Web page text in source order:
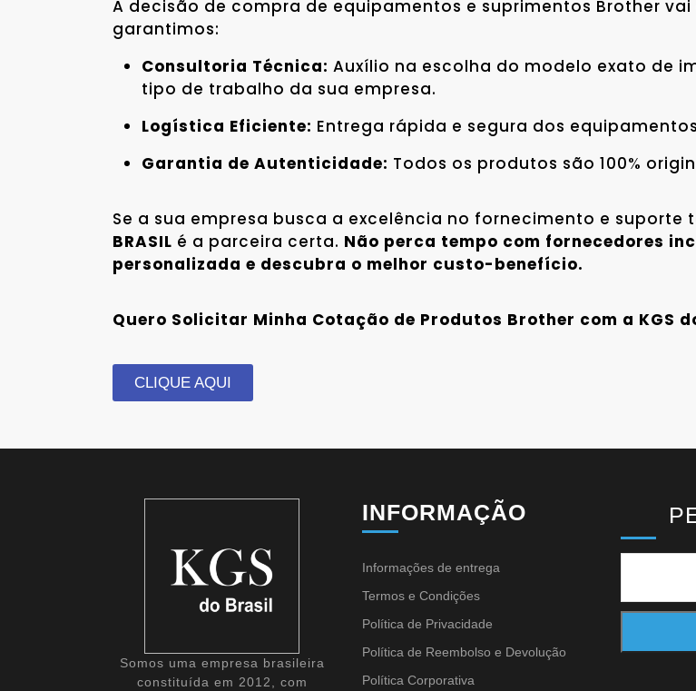
A decisão de compra de equipamentos e suprimentos Brother vai
garantimos:
Consultoria Técnica: Auxílio na escolha do modelo exato de
tipo de trabalho da sua empresa.
Logística Eficiente: Entrega rápida e segura dos
Garantia de Autenticidade: Todos os produtos são 100%
Se a sua empresa busca a excelência no fornecimento e
BRASIL é a parceira certa. Não perca tempo com fornecedores
personalizada e descubra o melhor custo-benefício.
Quero Solicitar Minha Cotação de Produtos Brother com a KGS
CLIQUE AQUI
Somos uma empresa brasileira
constituída em 2012, com
INFORMAÇÃO
Informações de entrega
Termos e Condições
Política de Privacidade
Política de Reembolso e Devolução
Política Corporativa